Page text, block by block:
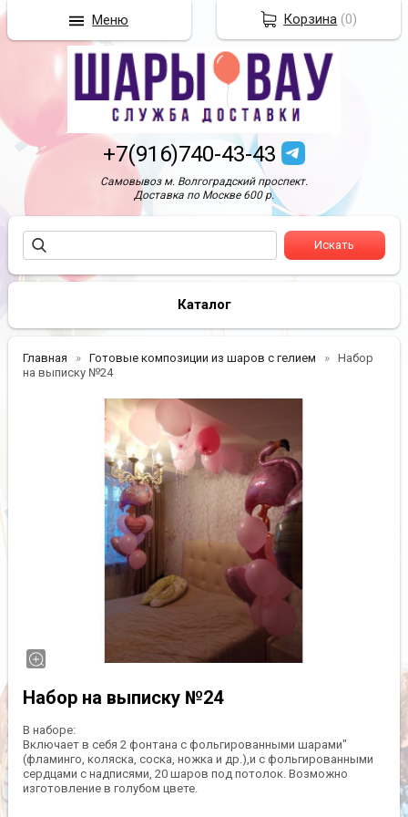
+7(916)740-43-43
Самовывоз м. Волгоградский проспект.
Доставка по Москве 600 р.
Каталог
Главная Готовые композиции из шаров с гелием
Набор
на выписку №24
Набор на выписку №24
В наборе:
Включает в себя 2 фонтана с фольгированными шарами"
(фламинго, коляска, соска, ножка и др.),и с фольгированными
сердцами с надписями, 20 шаров под потолок. Возможно
изготовление в голубом цвете.
Корзина (0)
Меню